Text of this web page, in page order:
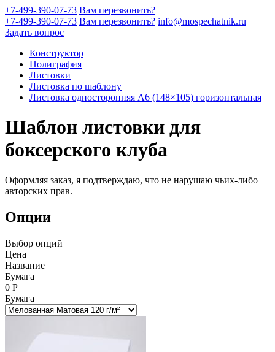
+7-499-390-07-73 Вам перезвонить?
+7-499-390-07-73 Вам перезвонить? info@mospechatnik.ru
Задать вопрос
Конструктор
Полиграфия
Листовки
Листовка по шаблону
Листовка односторонняя A6 (148×105) горизонтальная
Шаблон листовки для
боксерского клуба
Оформляя заказ, я подтверждаю, что не нарушаю чьих-либо
авторских прав.
Опции
Выбор опций
Цена
Название
Бумага
0 Р
Бумага